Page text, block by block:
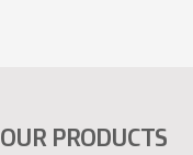
OUR PRODUCTS